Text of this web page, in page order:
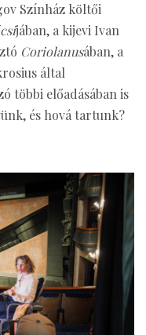
Színház költői
jában, a kijevi Ivan
Coriolanusában, a
által
többi előadásában is
és hová tartunk?